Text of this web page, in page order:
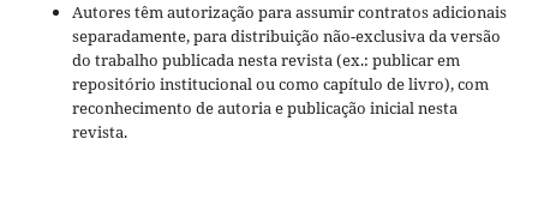
Autores têm autorização para assumir contratos adicionais
separadamente, para distribuição não-exclusiva da versão
do trabalho publicada nesta revista (ex.: publicar em
repositório institucional ou como capítulo de livro), com
reconhecimento de autoria e publicação inicial nesta
revista.